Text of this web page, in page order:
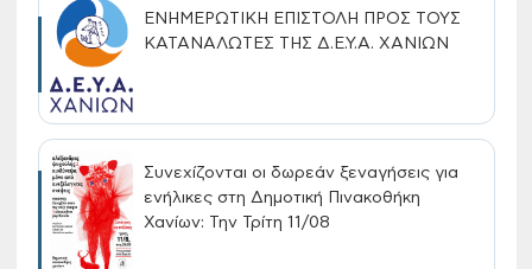
ΕΝΗΜΕΡΩΤΙΚΗ ΕΠΙΣΤΟΛΗ ΠΡΟΣ ΤΟΥΣ
ΚΑΤΑΝΑΛΩΤΕΣ ΤΗΣ Δ.Ε.Υ.Α. ΧΑΝΙΩΝ
Συνεχίζονται οι δωρεάν ξεναγήσεις για
ενήλικες στη Δημοτική Πινακοθήκη
Χανίων: Την Τρίτη 11/08